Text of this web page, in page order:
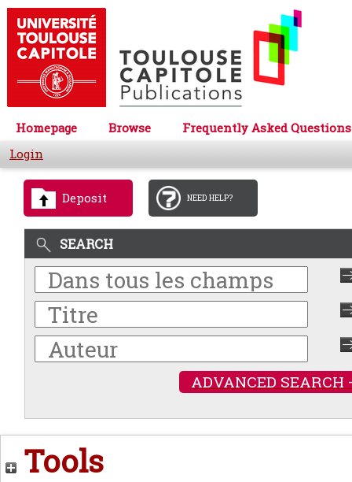
Homepage Browse
Frequently Asked Questions
Login
Deposit NEED HELP?
SEARCH
ADVANCED SEARCH
Tools